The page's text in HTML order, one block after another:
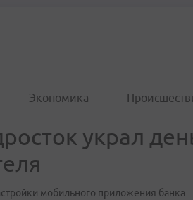
Экономика
украл
мобильного приложения банка